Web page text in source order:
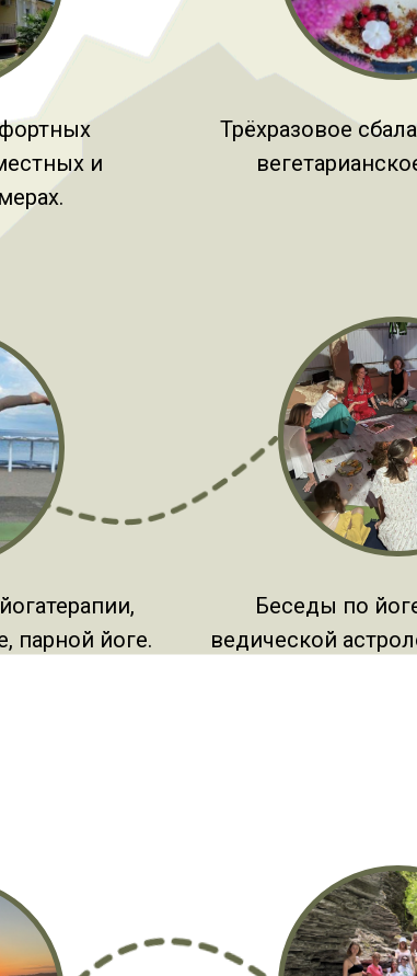
и
Трёхразовое
парной йоге.
Беседы по
ведической